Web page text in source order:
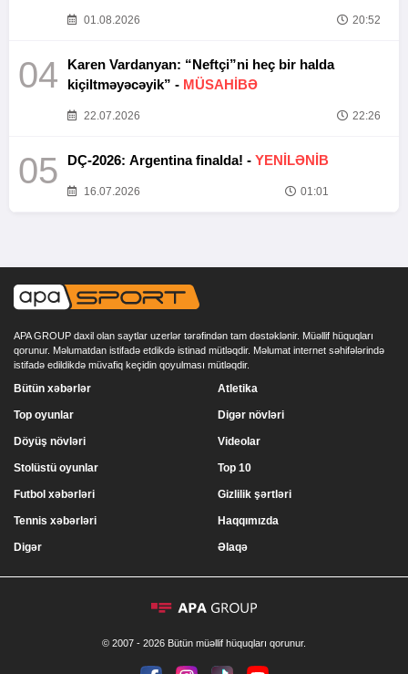
01.08.2026 20:52
04
Karen Vardanyan: “Neftçi”ni heç bir halda
kiçiltməyəcəyik” - MÜSAHİBƏ
22.07.2026 22:26
05 DÇ-2026: Argentina finalda! - YENİLƏNİB
16.07.2026 01:01
APA GROUP daxil olan saytlar uzerlər tərəfindən tam dəstəklənir. Müəllif hüquqları
qorunur. Məlumatdan istifadə etdikdə istinad mütləqdir. Məlumat internet səhifələrində
istifadə edildikdə müvafiq keçidin qoyulması mütləqdir.
Bütün xəbərlər
Top oyunlar
Döyüş növləri
Stolüstü oyunlar
Atletika
Digər növləri
Videolar
Top 10
Futbol xəbərləri
Tennis xəbərləri
Digər
Gizlilik şərtləri
Haqqımızda
Əlaqə
© 2007 - 2026 Bütün müəllif hüquqları qorunur.